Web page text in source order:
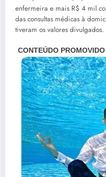
enfermeira e mais R$ 4 mil
das consultas médicas à
tiveram os valores divulgados.